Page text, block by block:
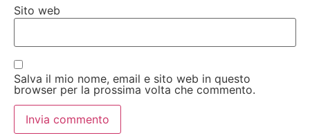
Sito web
Salva il mio nome, email e sito web in questo
browser per la prossima volta che commento.